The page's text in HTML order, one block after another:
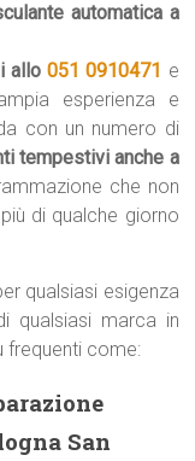
automatica a
allo051 0910471 e
esperienza e
con un numero di
tempestivi anche a
che non
di qualche giorno
qualsiasi esigenza
qualsiasi marca in
frequenti come:
San